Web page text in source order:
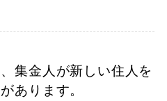
集金人が新しい住人を
あります。